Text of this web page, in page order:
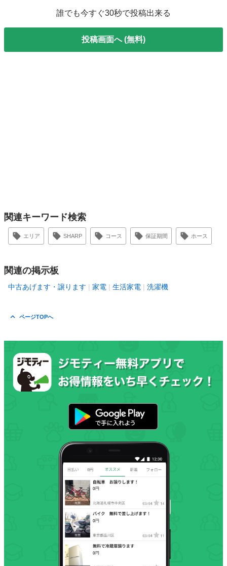
誰でも今すぐ30秒で投稿出来る
投稿画面へ (無料)
関連キーワード検索
エリア SHARP コース 保証期間 ホース
関連の掲示板
中古あげます・譲ります 家電 生活家電 洗濯機
ページTOPへ